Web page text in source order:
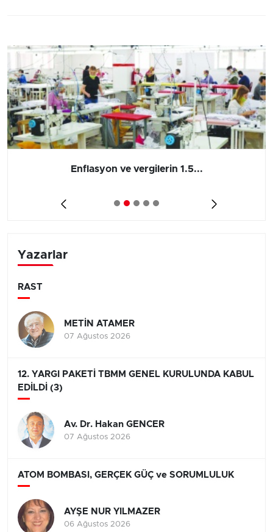
Enflasyon ve vergilerin 1.5...
Yazarlar
RAST
METİN ATAMER
07 Ağustos 2026
12. YARGI PAKETİ TBMM GENEL KURULUNDA KABUL
EDİLDİ (3)
Av. Dr. Hakan GENCER
07 Ağustos 2026
ATOM BOMBASI, GERÇEK GÜÇ ve SORUMLULUK
AYŞE NUR YILMAZER
06 Ağustos 2026